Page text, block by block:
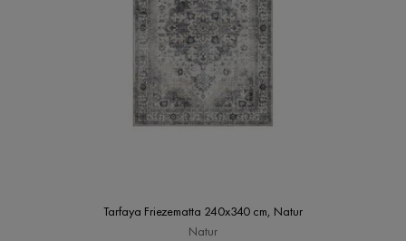
Tarfaya Friezematta 240x340 cm, Natur
Natur